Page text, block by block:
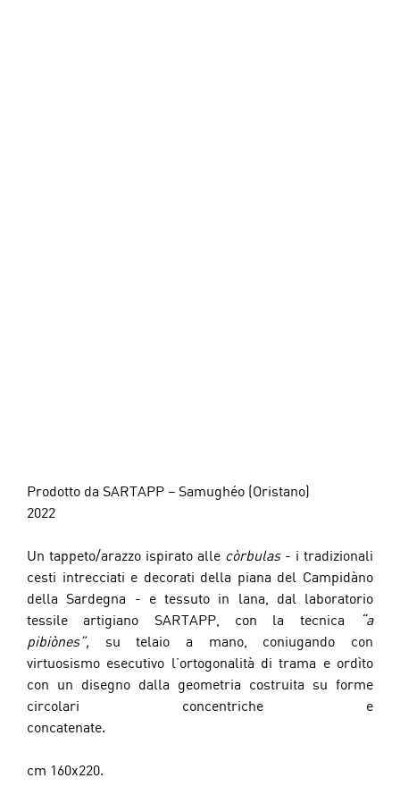
Prodotto da SARTAPP – Samughéo (Oristano)
2022
Un tappeto/arazzo ispirato alle còrbulas - i tradizionali
cesti intrecciati e decorati della piana del Campidàno
della Sardegna - e tessuto in lana, dal laboratorio
tessile artigiano SARTAPP, con la tecnica
“a
pibiònes”, su telaio a mano, coniugando con
virtuosismo esecutivo l’ortogonalità di trama e ordìto
con un disegno dalla geometria costruita su forme
circolari concentriche e
concatenate.
cm 160x220.